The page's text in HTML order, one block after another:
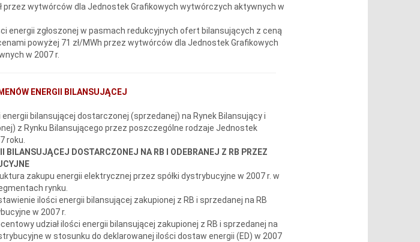
przez wytwórców dla Jednostek Grafikowych wytwórczych aktywnych w
energii zgłoszonej w pasmach redukcyjnych ofert bilansujących z ceną
powyżej 71 zł/MWh przez wytwórców dla Jednostek Grafikowych
w 2007 r.
ENERGII BILANSUJĄCEJ
energii bilansującej dostarczonej (sprzedanej) na Rynek Bilansujący i
z Rynku Bilansującego przez poszczególne rodzaje Jednostek
roku.
BILANSUJĄCEJ DOSTARCZONEJ NA RB I ODEBRANEJ Z RB PRZEZ
zakupu energii elektrycznej przez spółki dystrybucyjne w 2007 r. w
rynku.
ilości energii bilansującej zakupionej z RB i sprzedanej na RB
w 2007 r.
udział ilości energii bilansującej zakupionej z RB i sprzedanej na
w stosunku do deklarowanej ilości dostaw energii (ED) w 2007